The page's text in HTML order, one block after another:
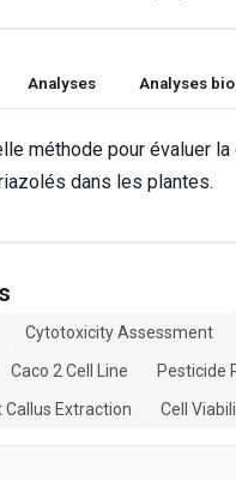
Analyses Analyses
méthode pour évaluer
dans les plantes.
Cytotoxicity Assessment
Caco 2 Cell Line
Pesticide
Callus Extraction Cell